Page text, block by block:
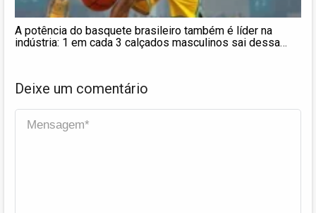
A potência do basquete brasileiro também é líder na
indústria: 1 em cada 3 calçados masculinos sai dessa
Deixe um comentário